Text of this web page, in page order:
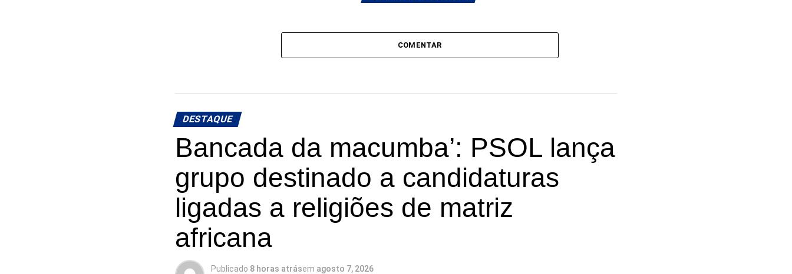
COMENTAR
DESTAQUE
Bancada da macumba’: PSOL lança
grupo destinado a candidaturas
ligadas a religiões de matriz
africana
Publicado 8 horas atrásem agosto 7, 2026